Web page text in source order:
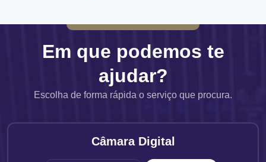
Em que podemos te
ajudar?
Escolha de forma rápida o serviço que procura.
Câmara Digital